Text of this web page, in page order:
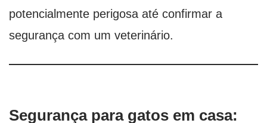
potencialmente perigosa até confirmar a
segurança com um veterinário.
Segurança para gatos em casa: